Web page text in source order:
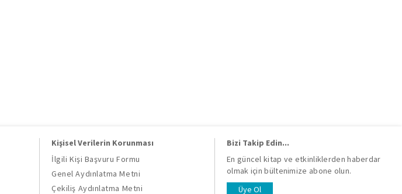
Kişisel Verilerin Korunması
İlgili Kişi Başvuru Formu
Genel Aydınlatma Metni
Çekiliş Aydınlatma Metni
Bizi Takip Edin...
En güncel kitap ve etkinliklerden haberdar
olmak için bültenimize abone olun.
Üye Ol